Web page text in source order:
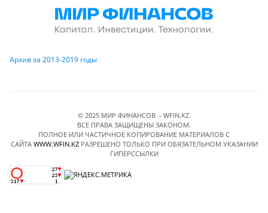
Архив за 2013-2019 годы
© 2025 МИР ФИНАНСОВ - WFIN.KZ.
ВСЕ ПРАВА ЗАЩИЩЕНЫ ЗАКОНОМ.
ПОЛНОЕ ИЛИ ЧАСТИЧНОЕ КОПИРОВАНИЕ МАТЕРИАЛОВ C
САЙТА WWW.WFIN.KZРАЗРЕШЕНО ТОЛЬКО ПРИ ОБЯЗАТЕЛЬНОМ УКАЗАНИИ
ГИПЕРССЫЛКИ